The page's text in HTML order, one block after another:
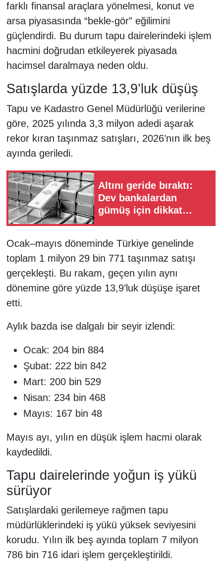
farklı finansal araçlara yönelmesi, konut ve
arsa piyasasında “bekle-gör” eğilimini
güçlendirdi. Bu durum tapu dairelerindeki işlem
hacmini doğrudan etkileyerek piyasada
hacimsel daralmaya neden oldu.
Satışlarda yüzde 13,9’luk düşüş
Tapu ve Kadastro Genel Müdürlüğü verilerine
göre, 2025 yılında 3,3 milyon adedi aşarak
rekor kıran taşınmaz satışları, 2026’nın ilk beş
ayında geriledi.
Altını geride bıraktı:
Dev bankalardan
gümüş için dikkat
Ocak–mayıs döneminde Türkiye genelinde
toplam 1 milyon 29 bin 771 taşınmaz satışı
gerçekleşti. Bu rakam, geçen yılın aynı
dönemine göre yüzde 13,9’luk düşüşe işaret
etti.
Aylık bazda ise dalgalı bir seyir izlendi:
Ocak: 204 bin 884
Şubat: 222 bin 842
Mart: 200 bin 529
Nisan: 234 bin 468
Mayıs: 167 bin 48
Mayıs ayı, yılın en düşük işlem hacmi olarak
kaydedildi.
Tapu dairelerinde yoğun iş yükü
sürüyor
Satışlardaki gerilemeye rağmen tapu
müdürlüklerindeki iş yükü yüksek seviyesini
korudu. Yılın ilk beş ayında toplam 7 milyon
786 bin 716 idari işlem gerçekleştirildi.